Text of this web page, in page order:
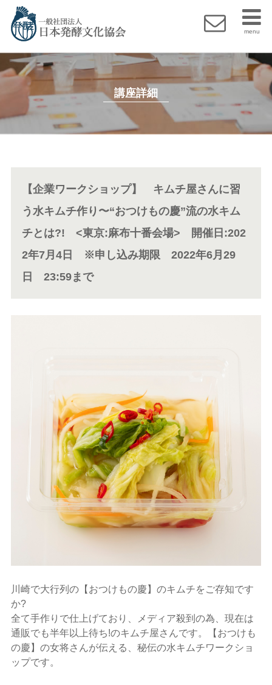
menu
講座詳細
【企業ワークショップ】 キムチ屋さんに習
う水キムチ作り〜“おつけもの慶”流の水キム
チとは?! <東京:麻布十番会場> 開催日:202
2年7月4日 ※申し込み期限 2022年6月29
日 23:59まで
川崎で大行列の【おつけもの慶】のキムチをご存知です
か?
全て手作りで仕上げており、メディア殺到の為、現在は
通販でも半年以上待ち!のキムチ屋さんです。【おつけも
の慶】の女将さんが伝える、秘伝の水キムチワークショ
ップです。